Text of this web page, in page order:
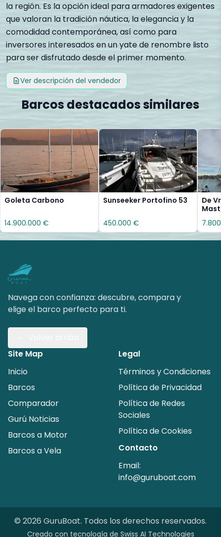
la región. Es la opción ideal para armadores exigentes
que valoran la tradición náutica, la elegancia y la
comodidad contemporánea, así como para
inversores interesados en un yate de renombre listo
para ser disfrutado desde el primer momento.
Ver descripción del vendedor
Barcos destacados similares
Goleta Carbono
14.900.000 €
Sunseeker Portofino 53
450.000 €
De
Navega con confianza: descubre, compara y
elige el barco perfecto para ti.
Site Map
Inicio
Barcos
Comparador
Gurú Noticias
Barcos a Motor
Barcos a Vela
Legal
Términos y Condiciones
Política de Privacidad
Política de Redes
Sociales
Política de Cookies
Contacto
Email:
info@guruboat.com
© 2026 GuruBoat. Todos los derechos reservados.
Creado con tecnología de Swiss AI Technologies